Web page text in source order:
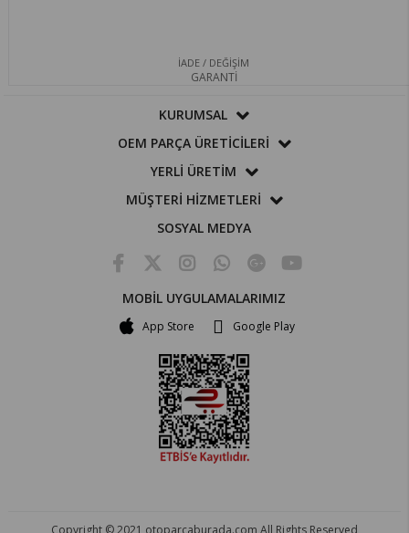
İADE / DEĞİŞİM
GARANTİ
KURUMSAL
OEM PARÇA ÜRETİCİLERİ
YERLİ ÜRETİM
MÜŞTERİ HİZMETLERİ
SOSYAL MEDYA
MOBİL UYGULAMALARIMIZ
App Store Google Play
Copyright © 2021 otoparcaburada.com All Rights Reserved